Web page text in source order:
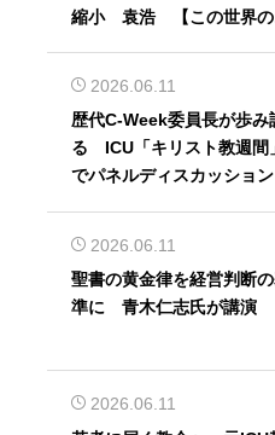
縮小 袁浩 【この世界の
2026.06.11
歴代C-Week委員長が歩み
る ICU「キリスト教週間
でパネルディスカッション
2026.06.11
聖書の黄金律を経営判断
準に 青木仁志氏が講演
2026.06.11